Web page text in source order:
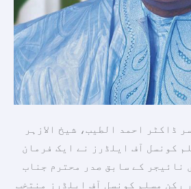
ڈاکٹر احمد الطیب، شیخ الازہر
كونسل آف ایلڈرز نے ايک فرمان
نائیجر کے سابق صدر محترم جناب
رکن مسلم کونسل آف ایلڈرز منتخب